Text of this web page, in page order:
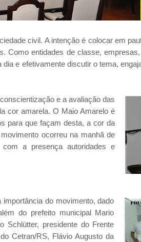
civil. A intenção é colocar em
Como entidades de classe,
e efetivamente discutir o tema,
e a avaliação das
cor amarela. O Maio Amarelo é
para que façam desta, a cor da
ocorreu na manhã de
a presença autoridades e
do movimento, dado
do prefeito municipal Mario
Schlütter, presidente do Frente
Cetran/RS, Flávio Augusto da